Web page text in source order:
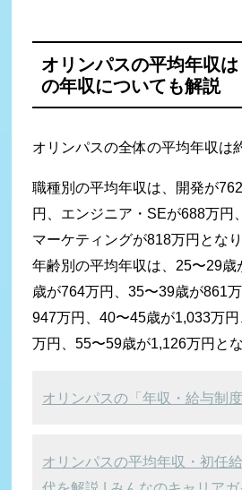
オリンパスの平均年収は
の年収についても解説
オリンパスの全体の平均年収は
職種別の平均年収は、開発が
円、エンジニア・SEが688万円
マーケティングが818万円となり
年齢別の平均年収は、25〜29歳
歳が764万円、35〜39歳が861
947万円、40〜45歳が1,033万
万円、55〜59歳が1,126万円とな
オリンパスの「年収・給与制
オリンパスの平均年収・初任